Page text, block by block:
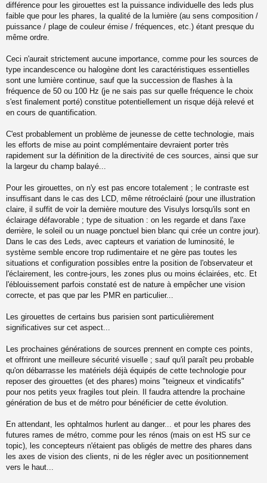
u
différence pour les girouettes est la puissance individuelle des leds plus
faible que pour les phares, la qualité de la lumière (au sens composition /
puissance / plage de couleur émise / fréquences, etc.) étant presque du
même ordre.
Ceci n'aurait strictement aucune importance, comme pour les sources de
type incandescence ou halogène dont les caractéristiques essentielles
sont une lumière continue, sauf que la succession de flashes à la
fréquence de 50 ou 100 Hz (je ne sais pas sur quelle fréquence le choix
s'est finalement porté) constitue potentiellement un risque déjà relevé et
en cours de quantification.
C'est probablement un problème de jeunesse de cette technologie, mais
les efforts de mise au point complémentaire devraient porter très
rapidement sur la définition de la directivité de ces sources, ainsi que sur
la largeur du champ balayé...
Pour les girouettes, on n'y est pas encore totalement ; le contraste est
insuffisant dans le cas des LCD, même rétroéclairé (pour une illustration
claire, il suffit de voir la dernière mouture des Visulys lorsqu'ils sont en
éclairage défavorable ; type de situation : on les regarde et dans l'axe
derrière, le soleil ou un nuage ponctuel bien blanc qui crée un contre jour).
Dans le cas des Leds, avec capteurs et variation de luminosité, le
système semble encore trop rudimentaire et ne gère pas toutes les
situations et configuration possibles entre la position de l'observateur et
l'éclairement, les contre-jours, les zones plus ou moins éclairées, etc. Et
l'éblouissement parfois constaté est de nature à empêcher une vision
correcte, et pas que par les PMR en particulier...
Les girouettes de certains bus parisien sont particulièrement
significatives sur cet aspect...
Les prochaines générations de sources prennent en compte ces points,
et offriront une meilleure sécurité visuelle ; sauf qu'il paraît peu probable
qu'on débarrasse les matériels déjà équipés de cette technologie pour
reposer des girouettes (et des phares) moins "teigneux et vindicatifs"
pour nos petits yeux fragiles tout plein. Il faudra attendre la prochaine
génération de bus et de métro pour bénéficier de cette évolution.
En attendant, les ophtalmos hurlent au danger... et pour les phares des
futures rames de métro, comme pour les rénos (mais on est HS sur ce
topic), les concepteurs n'étaient pas obligés de mettre des phares dans
les axes de vision des clients, ni de les régler avec un positionnement
vers le haut...